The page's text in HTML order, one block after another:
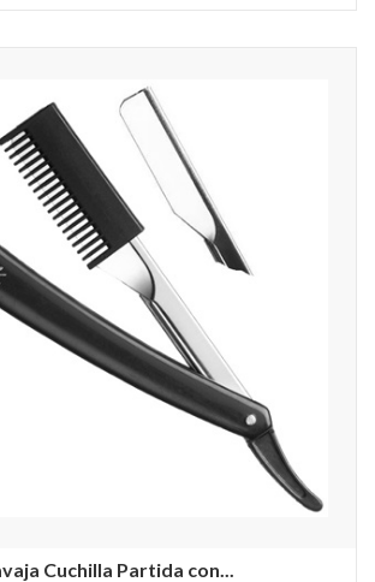
Cuchilla Partida con...